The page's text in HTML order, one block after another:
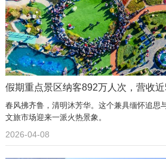
假期重点景区纳客892万人次，营收
春风拂齐鲁，清明沐芳华。这个兼具缅怀追思
文旅市场迎来一派火热景象。
2026-04-08